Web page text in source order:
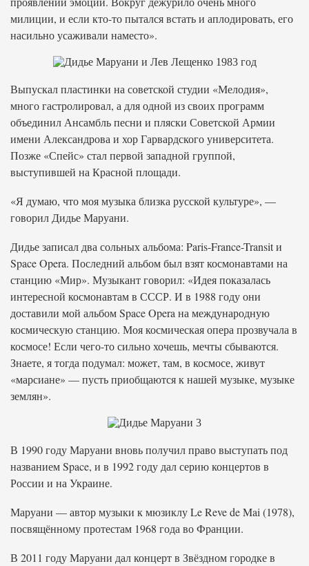
милиции, и если кто-то пытался встать и аплодировать, его
насильно усаживали наместо».
Выпускал пластинки на советской студии «Мелодия»,
много гастролировал, а для одной из своих программ
объединил Ансамбль песни и пляски Советской Армии
имени Александрова и хор Гарвардского университета.
Позже «Спейс» стал первой западной группой,
выступившей на Красной площади.
«Я думаю, что моя музыка близка русской культуре», —
говорил Дидье Маруани.
Дидье записал два сольных альбома: Paris-France-Transit и
Space Opera. Последний альбом был взят космонавтами на
станцию «Мир». Музыкант говорил: «Идея показалась
интересной космонавтам в СССР. И в 1988 году они
доставили мой альбом Space Opera на международную
космическую станцию. Моя космическая опера прозвучала в
космосе! Если чего-то сильно хочешь, мечты сбываются.
Знаете, я тогда подумал: может, там, в космосе, живут
«марсиане» — пусть приобщаются к нашей музыке, музыке
землян».
В 1990 году Маруани вновь получил право выступать под
названием Space, и в 1992 году дал серию концертов в
России и на Украине.
Маруани — автор музыки к мюзиклу Le Reve de Mai (1978),
посвящённому протестам 1968 года во Франции.
В 2011 году Маруани дал концерт в Звёздном городке в